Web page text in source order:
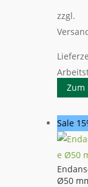
zzgl.
Zum
Sale
Ø50